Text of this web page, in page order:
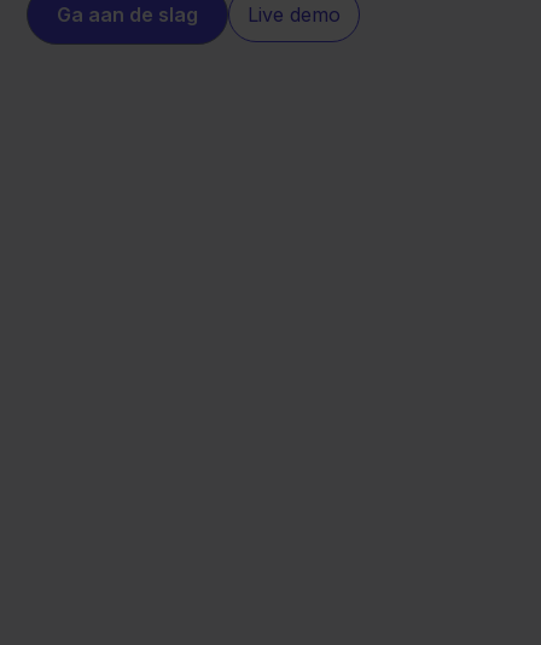
Ga aan de slag Live demo